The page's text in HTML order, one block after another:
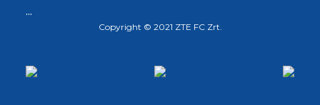
...
Copyright © 2021 ZTE FC Zrt.